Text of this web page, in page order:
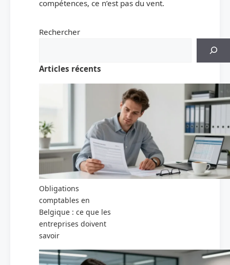
compétences, ce n’est pas du vent.
Rechercher
Articles récents
Obligations
comptables en
Belgique : ce que les
entreprises doivent
savoir